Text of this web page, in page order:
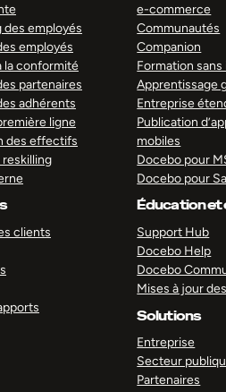
des employés
employés
la conformité
partenaires
adhérents
ligne
des effectifs
reskilling
clients
e-commerce
Communautés
Companion
Formation
Apprentissage
Entreprise
Publication
mobiles
Docebo pour
Docebo pour
Éducation
Support Hub
Docebo Help
Docebo
Mises à jour
Solutions
Entreprise
Secteur
Partenaires